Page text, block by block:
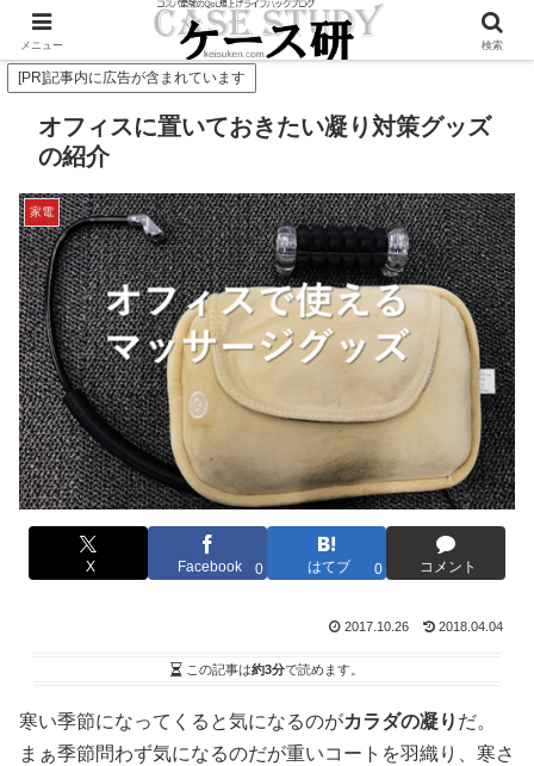
Twitterで毎日お得情報発信中！是非フォローお願いします
[PR]記事内に広告が含まれています
オフィスに置いておきたい凝り対策グッズ
の紹介
家電
X Facebook 0 はてブ 0 コメント
2017.10.26 2018.04.04
この記事は約3分で読めます。
寒い季節になってくると気になるのがカラダの凝り だ。
まぁ季節問わず気になるのだが重いコートを羽織り、寒さ
メニュー 検索